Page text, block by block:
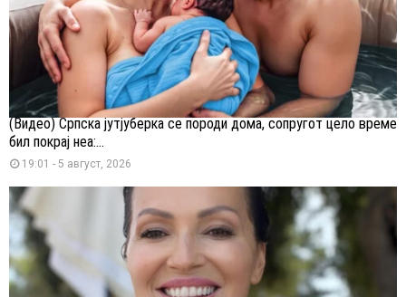
(Видео) Српска јутјуберка се породи дома, сопругот цело време
бил покрај неа:...
19:01 - 5 август, 2026